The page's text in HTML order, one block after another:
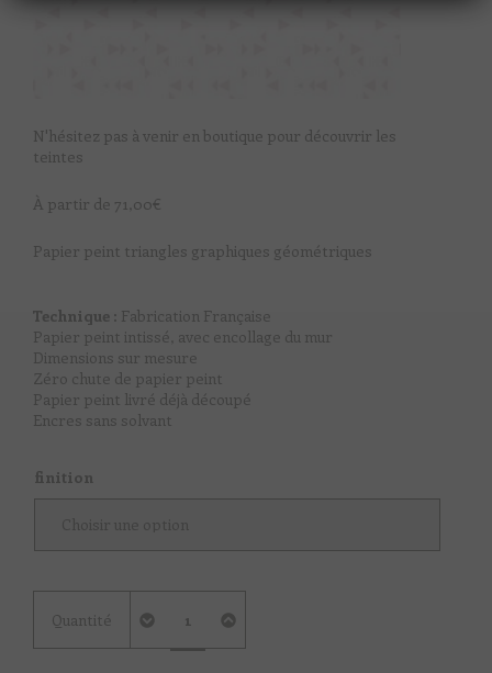
N'hésitez pas à venir en boutique pour découvrir les
teintes
À partir de 71,00€
Papier peint triangles graphiques géométriques
Technique : Fabrication Française
Papier peint intissé, avec encollage du mur
Dimensions sur mesure
Zéro chute de papier peint
Papier peint livré déjà découpé
Encres sans solvant
finition
Quantité
de
Floating